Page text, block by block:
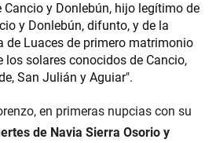
Cancio y Donlebún, hijo legítimo de
y Donlebún, difunto, y de la
de Luaces de primero matrimonio
los solares conocidos de Cancio,
San Julián y Aguiar".
en primeras nupcias con su
de Navia Sierra Osorio y